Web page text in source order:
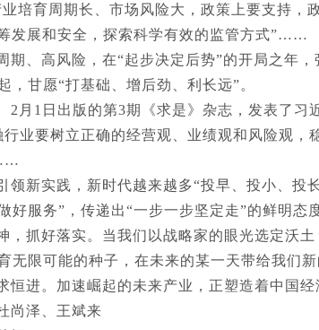
业培育周期长、市场风险大，政策上要支持，
发展和安全，探索科学有效的监管方式”……
期、高风险，在“起步决定后势”的开局之年
，甘愿“打基础、增后劲、利长远”。
2月1日出版的第3期《求是》杂志，发表了
行业要树立正确的经营观、业绩观和风险观
领新实践，新时代越来越多“投早、投小、投
好服务”，传递出“一步一步坚定走”的鲜明态
，抓好落实。当我们以战略家的眼光选定沃
无限可能的种子，在未来的某一天带给我们新
恒进。加速崛起的未来产业，正塑造着中国经
尚泽、王斌来